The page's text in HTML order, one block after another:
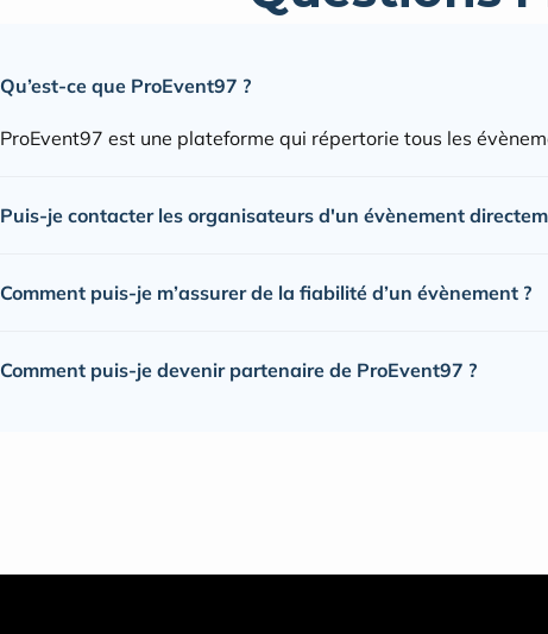
Qu’est-ce que ProEvent97 ?
ProEvent97 est une plateforme qui répertorie tous les
Puis-je contacter les organisateurs d'un évènement
Comment puis-je m’assurer de la fiabilité d’un évènement ?
Comment puis-je devenir partenaire de ProEvent97 ?